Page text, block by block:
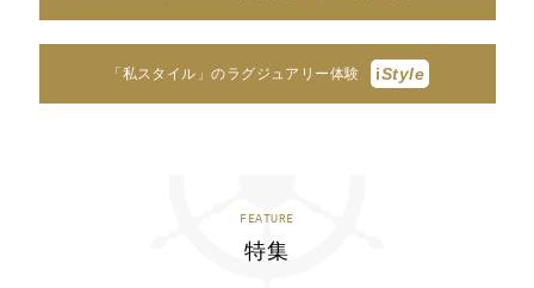
「私スタイル」のラグジュアリー体験 iStyle
FEATURE
特集